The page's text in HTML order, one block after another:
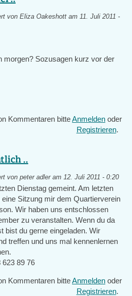
von Eliza Oakeshott am 11. Juli 2011 -
morgen? Sozusagen kurz vor der
Kommentaren bitteAnmelden oder
Registrieren.
..
von peter adleram 12. Juli 2011 - 0:20
Dienstag gemeint. Am letzten
Sitzung mir dem Quartierverein
Wir haben uns entschlossen
zu veranstalten. Wenn du da
bist du gerne eingeladen. Wir
treffen und uns mal kennenlernen
623 89 76
Kommentaren bitteAnmelden oder
Registrieren.